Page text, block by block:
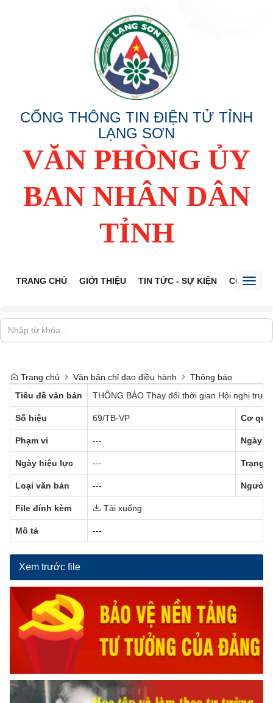
CỔNG THÔNG TIN ĐIỆN TỬ TỈNH
LẠNG SƠN
VĂN PHÒNG ỦY
BAN NHÂN DÂN
TỈNH
TRANG CHỦ GIỚI THIỆU TIN TỨC - SỰ KIỆN CỔNG
Trang chủ Văn bản chỉ đạo điều hành
Thông báo
Tiêu đề văn bản
THÔNG BÁO Thay đổi thời gian Hội nghị
Số hiệu 69/TB-VP Cơ
Phạm vi --- Ngày
Ngày hiệu lực --- Trạng
Loại văn bản --- Người
File đính kèm Tải xuống
Mô tả ---
Xem trước file